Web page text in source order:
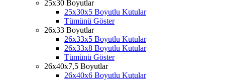
25x30 Boyutlar
25x30x5 Boyutlu Kutular
Tümünü Göster
26x33 Boyutlar
26x33x5 Boyutlu Kutular
26x33x8 Boyutlu Kutular
Tümünü Göster
26x40x7,5 Boyutlar
26x40x6 Boyutlu Kutular